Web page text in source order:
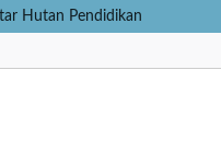
Hutan Pendidikan